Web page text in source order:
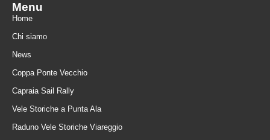
Menu
Home
Chi siamo
News
Coppa Ponte Vecchio
Capraia Sail Rally
Vele Storiche a Punta Ala
Raduno Vele Storiche Viareggio